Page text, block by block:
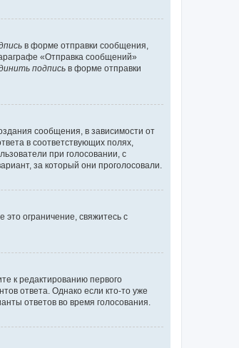
в форме отправки сообщения,
«Отправка сообщений»
подпись в форме отправки
сообщения, в зависимости от
в соответствующих полях,
при голосовании, с
за который они проголосовали.
ограничение, свяжитесь с
к редактированию первого
ответа. Однако если кто-то уже
ответов во время голосования.